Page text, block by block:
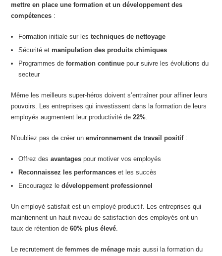
mettre en place une formation et un développement des
compétences :
Formation initiale sur lestechniques de nettoyage
Sécurité etmanipulation des produits chimiques
Programmes deformation continue pour suivre les évolutions du
secteur
Même les meilleurs super-héros doivent s’entraîner pour affiner leurs
pouvoirs. Les entreprises qui investissent dans la formation de leurs
employés augmentent leur productivité de22%
N’oubliez pas de créer unenvironnement de travail positif:
Offrez desavantages pour motiver vos employés
Reconnaissez les performances et les succès
Encouragez ledéveloppement professionnel
Un employé satisfait est un employé productif. Les entreprises qui
maintiennent un haut niveau de satisfaction des employés ont un
taux de rétention de60% plus élevé
Le recrutement defemmes de ménage mais aussi la formation du